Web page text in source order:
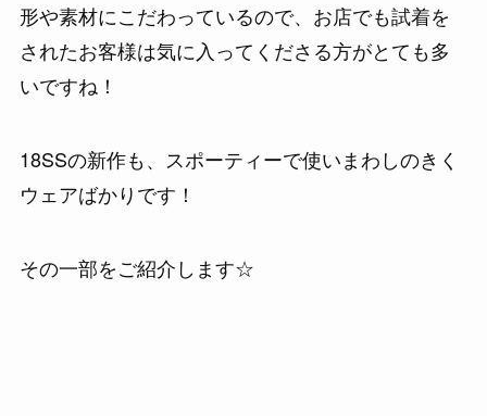
形や素材にこだわっているので、お店でも試着を
されたお客様は気に入ってくださる方がとても多
いですね！
18SSの新作も、スポーティーで使いまわしのきく
ウェアばかりです！
その一部をご紹介します☆